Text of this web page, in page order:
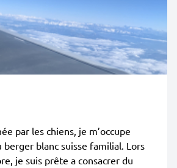
par les chiens, je m’occupe
blanc suisse familial. Lors
je suis prête a consacrer du